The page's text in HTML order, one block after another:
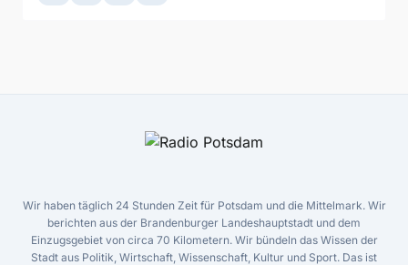
Wir haben täglich 24 Stunden Zeit für Potsdam und die Mittelmark. Wir
berichten aus der Brandenburger Landeshauptstadt und dem
Einzugsgebiet von circa 70 Kilometern. Wir bündeln das Wissen der
Stadt aus Politik, Wirtschaft, Wissenschaft, Kultur und Sport. Das ist